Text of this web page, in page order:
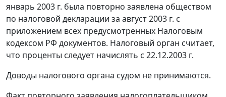
январь 2003 г. была повторно заявлена обществом
по налоговой декларации за август 2003 г. с
приложением всех предусмотренных Налоговым
кодексом РФ документов. Налоговый орган считает,
что проценты следует начислять с 22.12.2003 г.
Доводы налогового органа судом не принимаются.